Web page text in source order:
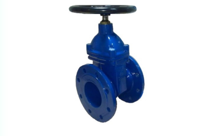
Купить как физ. лицо
Ваш запрос
Перечислите товары, которые вас интересуют
и укажите какую информацию вы хотите по ним
получить. Мы свяжемся с вами в ближайшее время.